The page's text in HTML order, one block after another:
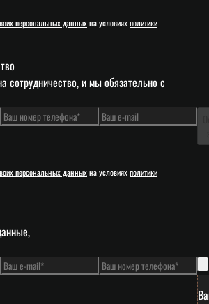
персональных данныхна условияхполитики
сотрудничество, и мы обязательно с
персональных данныхна условияхполитики